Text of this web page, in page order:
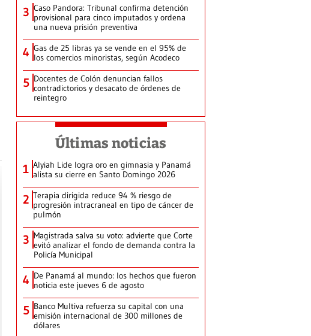
3 Caso Pandora: Tribunal confirma detención
provisional para cinco imputados y ordena
una nueva prisión preventiva
4 Gas de 25 libras ya se vende en el 95% de
los comercios minoristas, según Acodeco
5 Docentes de Colón denuncian fallos
contradictorios y desacato de órdenes de
reintegro
Últimas noticias
1 Alyiah Lide logra oro en gimnasia y Panamá
alista su cierre en Santo Domingo 2026
2 Terapia dirigida reduce 94 % riesgo de
progresión intracraneal en tipo de cáncer de
pulmón
3 Magistrada salva su voto: advierte que Corte
evitó analizar el fondo de demanda contra la
Policía Municipal
4 De Panamá al mundo: los hechos que fueron
noticia este jueves 6 de agosto
5 Banco Multiva refuerza su capital con una
emisión internacional de 300 millones de
dólares